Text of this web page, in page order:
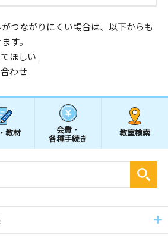
つながりにくい場合は、以下からも
す。
ほしい
わせ
教材 会費・
各種手続き
教室検索